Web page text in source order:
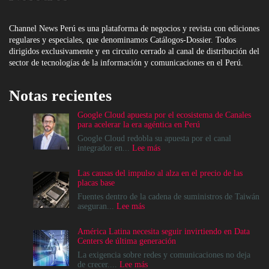
Channel News Perú es una plataforma de negocios y revista con ediciones
regulares y especiales, que denominamos Catálogos-Dossier. Todos
dirigidos exclusivamente y en circuito cerrado al canal de distribución del
sector de tecnologías de la información y comunicaciones en el Perú.
Notas recientes
Google Cloud apuesta por el ecosistema de Canales
para acelerar la era agéntica en Perú
Google Cloud redobla su apuesta por el canal
integrador en... Lee más:
apuesta
el
para
acelerar
la
era
Las causas del impulso al alza en el precio de las
placas base
Fuentes dentro de la cadena de suministros de Taiwán
aseguran... Lee más:
del
impulso
al
alza
América Latina necesita seguir invirtiendo en Data
Centers de última generación
La exigencia sobre redes y comunicaciones no deja
de crecer.... Lee más: